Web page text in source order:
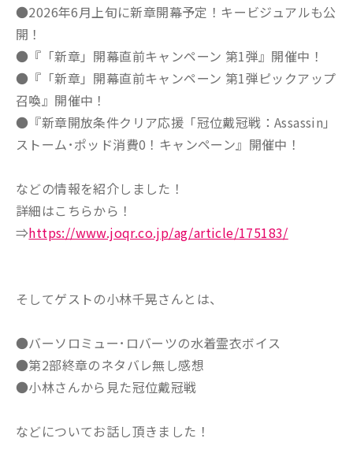
●2026年6月上旬に新章開幕予定！キービジュアルも公
開！
●『「新章」開幕直前キャンペーン 第1弾』開催中！
●『「新章」開幕直前キャンペーン 第1弾ピックアップ
召喚』開催中！
●『新章開放条件クリア応援「冠位戴冠戦：Assassin」
ストーム･ポッド消費0！キャンペーン』開催中！
などの情報を紹介しました！
詳細はこちらから！
⇒https://www.joqr.co.jp/ag/article/175183/
そしてゲストの小林千晃さんとは、
●バーソロミュー･ロバーツの水着霊衣ボイス
●第2部終章のネタバレ無し感想
●小林さんから見た冠位戴冠戦
などについてお話し頂きました！